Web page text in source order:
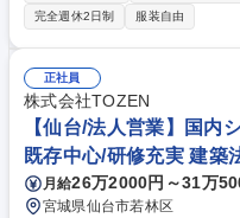
使った販売促進、ショッププレスをお任せ
2回、自己評価と店長評価・次
ーションを目的とした評価制度
が今後チャレンジしたいブラン
ができます。 ■アパレル業界経
募集職種 【仙台/販売職】未経
モローランド』
完全週休2日制
服装自由
正社員
株式会社TOZEN
【仙台/法人営業】国内
既存中心/研修充実 建築
月給26万2000円～31万
宮城県仙台市若林区